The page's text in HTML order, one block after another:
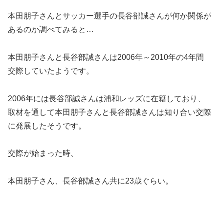
本田朋子さんとサッカー選手の長谷部誠さんが何か関係が
あるのか調べてみると…
本田朋子さんと長谷部誠さんは2006年～2010年の4年間
交際していたようです。
2006年には長谷部誠さんは浦和レッズに在籍しており、
取材を通して本田朋子さんと長谷部誠さんは知り合い交際
に発展したそうです。
交際が始まった時、
本田朋子さん、長谷部誠さん共に23歳ぐらい。